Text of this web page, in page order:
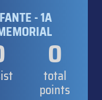
- 1A
0
total
points